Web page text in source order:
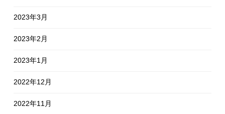
2023年3月
2023年2月
2023年1月
2022年12月
2022年11月